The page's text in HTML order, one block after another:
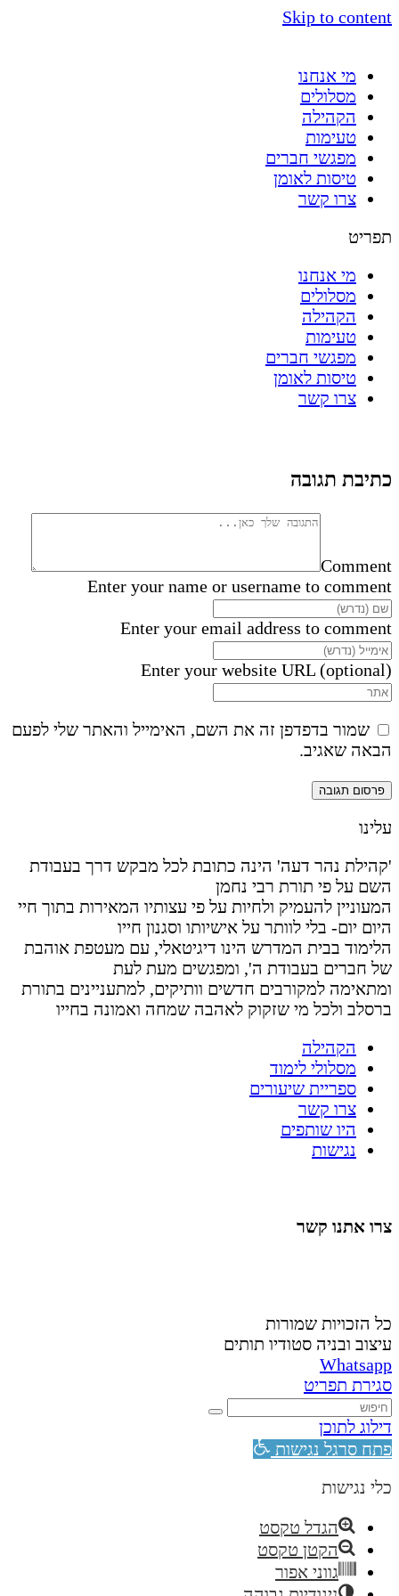
Skip to content
מי אנחנו
מסלולים
הקהילה
טעימות
מפגשי חברים
טיסות לאומן
צרו קשר
תפריט
מי אנחנו
מסלולים
הקהילה
טעימות
מפגשי חברים
טיסות לאומן
צרו קשר
כתיבת תגובה
Comment
Enter your name or username to comment
Enter your email address to comment
Enter your website URL (optional)
שמור בדפדפן זה את השם, האימייל והאתר שלי לפעם
הבאה שאגיב.
עלינו
'קהילת נהר דעה' הינה כתובת לכל מבקש דרך בעבודת
השם על פי תורת רבי נחמן
המעוניין להעמיק ולחיות על פי עצותיו המאירות בתוך חיי
היום יום- בלי לוותר על אישיותו וסגנון חייו
הלימוד בבית המדרש הינו דיגיטאלי, עם מעטפת אוהבת
של חברים בעבודת ה', ומפגשים מעת לעת
ומתאימה למקורבים חדשים וותיקים, למתעניינים בתורת
ברסלב ולכל מי שזקוק לאהבה שמחה ואמונה בחייו
הקהילה
מסלולי לימוד
ספריית שיעורים
צרו קשר
היו שותפים
נגישות
צרו אתנו קשר
כל הזכויות שמורות
עיצוב ובניה סטודיו תותים
Whatsapp
סגירת תפריט
דילוג לתוכן
פתח סרגל נגישות
כלי נגישות
הגדל טקסט
הקטן טקסט
גווני אפור